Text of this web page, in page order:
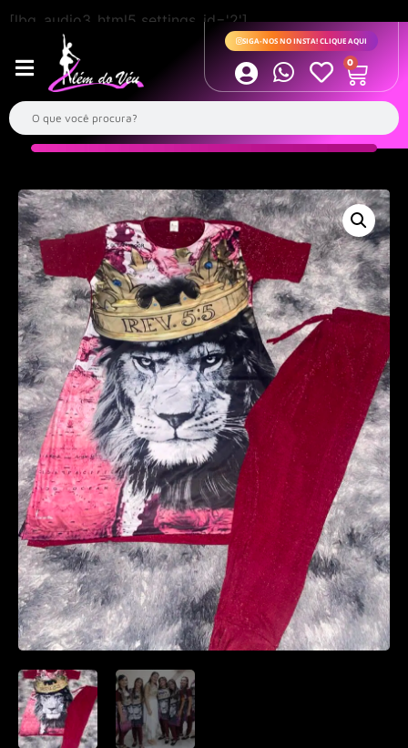
[lbg_audio3_html5 settings_id='2']
SIGA-NOS NO INSTA! CLIQUE AQUI
0